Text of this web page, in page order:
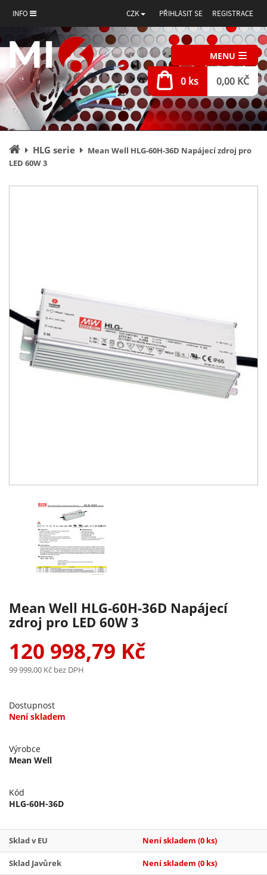
INFO CZK PŘIHLÁSIT SE REGISTRACE
MENU
0 ks 0,00 KČ
Úvodní
stránka
HLG serie
Mean Well HLG-60H-36D Napájecí zdroj pro
LED 60W 3
Mean Well HLG-60H-36D Napájecí
zdroj pro LED 60W 3
120 998,79 Kč
99 999,00 Kč bez DPH
Dostupnost
Není skladem
Výrobce
Mean Well
Kód
HLG-60H-36D
Sklad v EU Není skladem (0 ks)
Sklad Javůrek Není skladem (0 ks)